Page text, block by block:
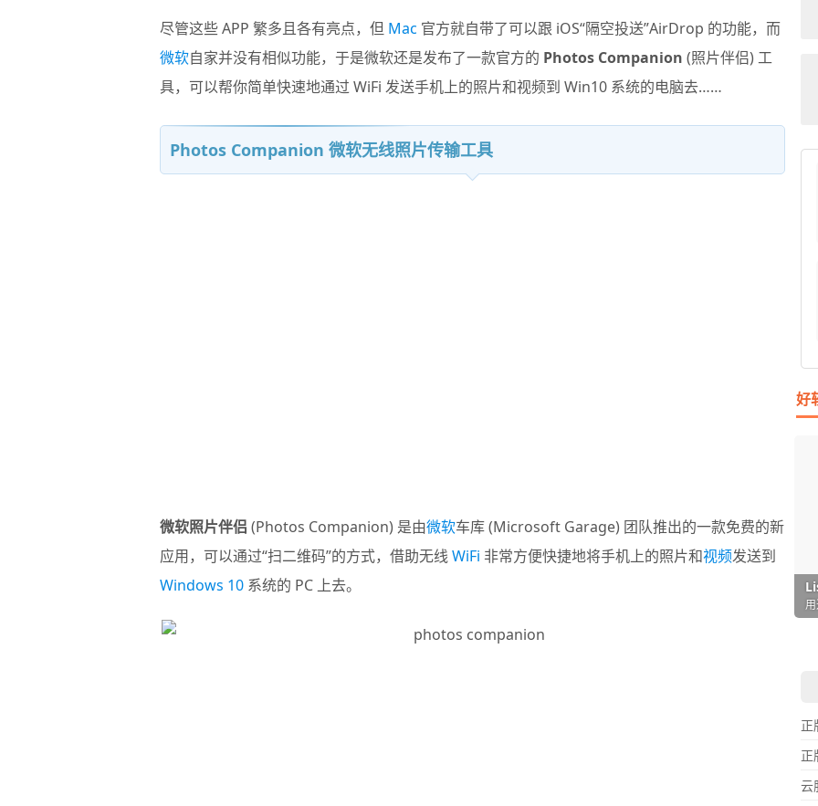
尽管这些 APP 繁多且各有亮点，但 Mac 官方就自带了可以跟 iOS“隔空投送”AirDrop 的功能，而
微软自家并没有相似功能，于是微软还是发布了一款官方的 Photos Companion (照片伴侣) 工
具，可以帮你简单快速地通过 WiFi 发送手机上的照片和视频到 Win10 系统的电脑去……
Photos Companion 微软无线照片传输工具
微软照片伴侣 (Photos Companion) 是由微软车库 (Microsoft Garage) 团队推出的一款免费的新
应用，可以通过“扫二维码”的方式，借助无线WiFi 非常方便快捷地将手机上的照片和视频发送到
Windows 10系统的 PC 上去。
好
正
正
云